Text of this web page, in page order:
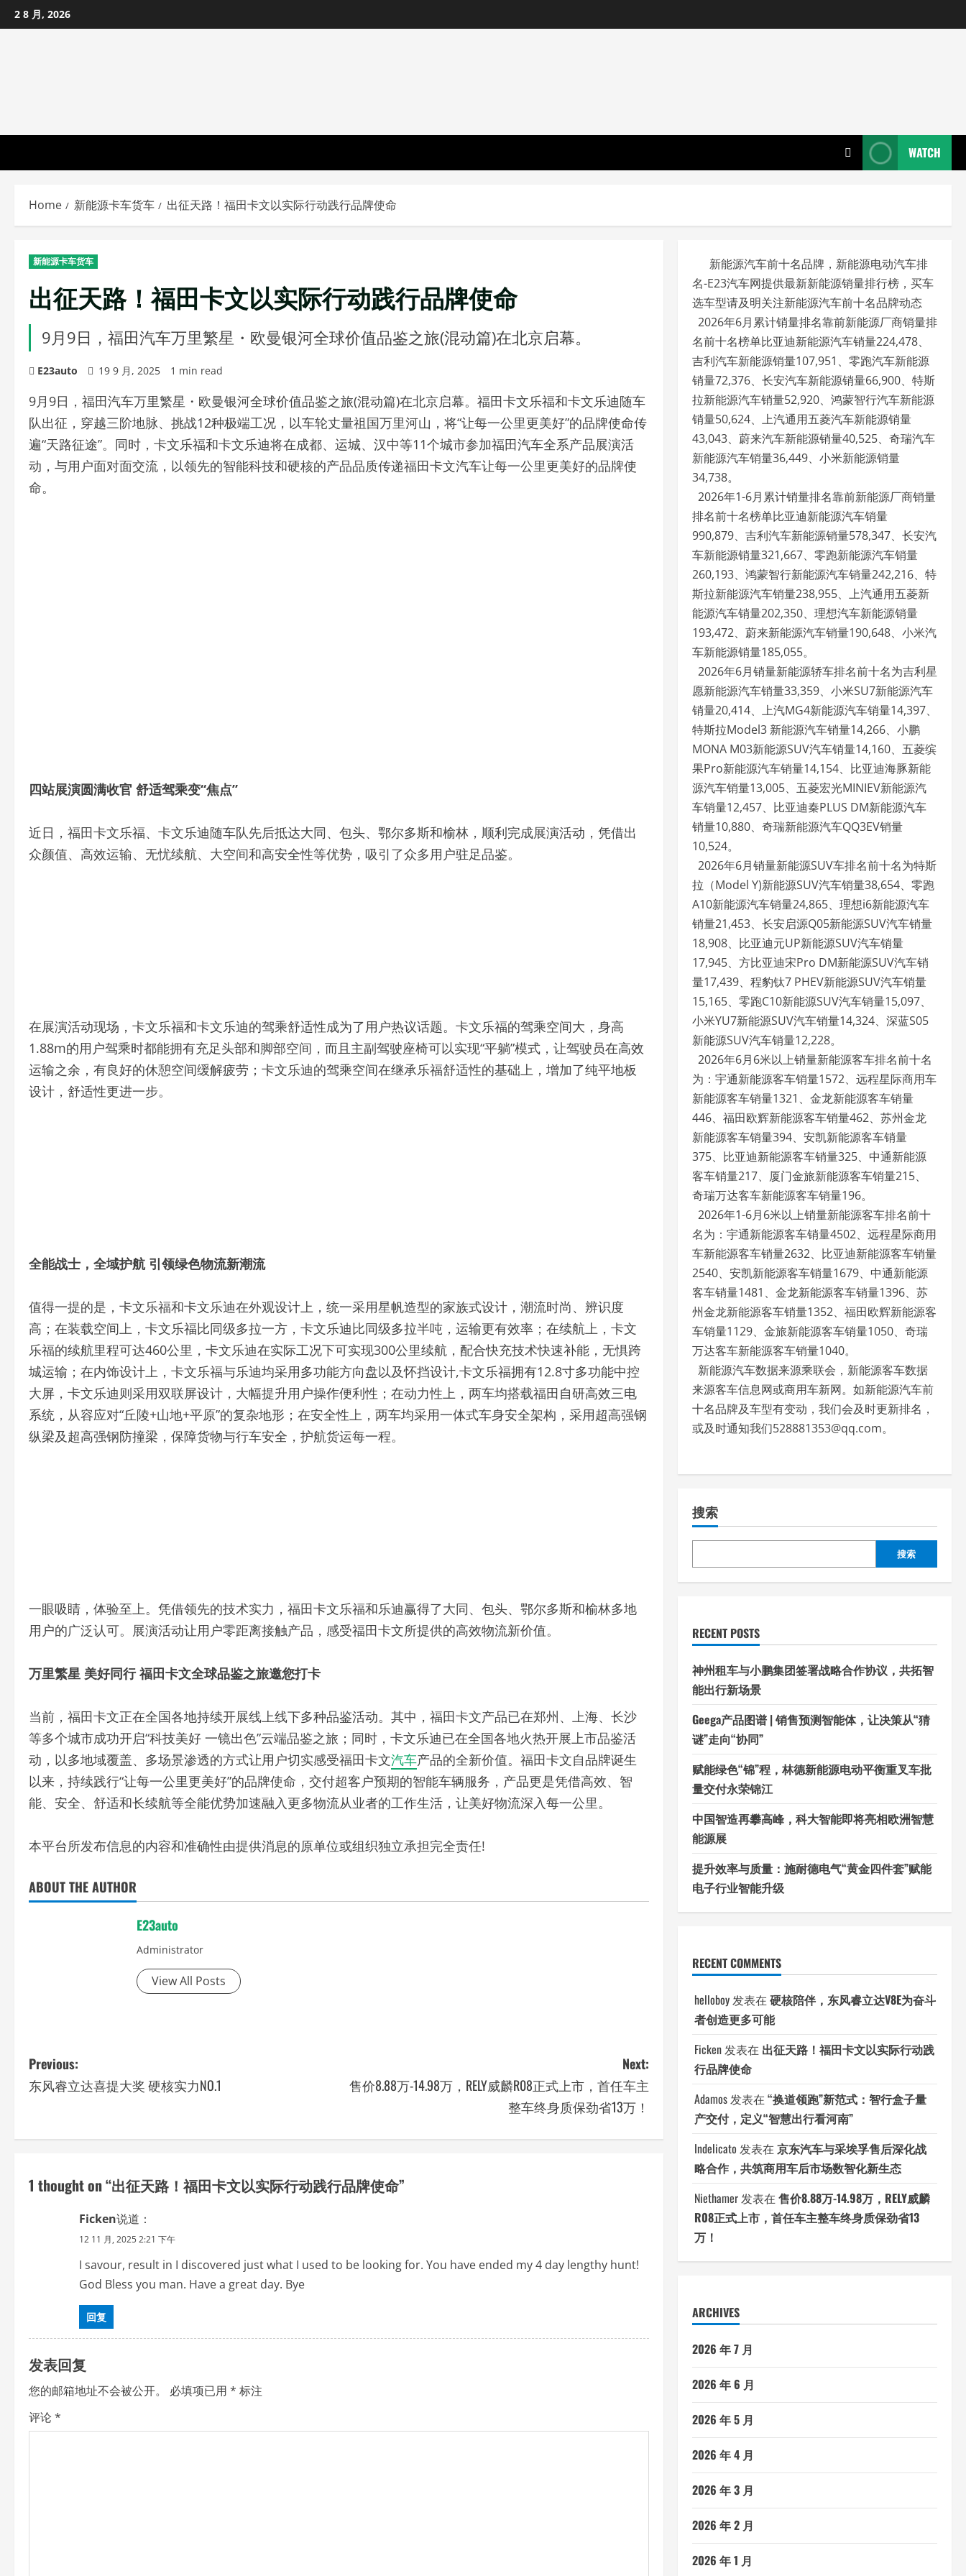
Skip
to
2 8 月, 2026
WATCH
Home 新能源卡车货车 出征天路！福田卡文以实际行动践行品牌使命
新能源卡车货车
出征天路！福田卡文以实际行动践行品牌使命
9月9日，福田汽车万里繁星・欧曼银河全球价值品鉴之旅(混动篇)在北京启幕。
E23auto 19 9 月, 2025 1 min read
9月9日，福田汽车万里繁星・欧曼银河全球价值品鉴之旅(混动篇)在北京启幕。福田卡文乐福和卡文乐迪随车
队出征，穿越三阶地脉、挑战12种极端工况，以车轮丈量祖国万里河山，将“让每一公里更美好”的品牌使命传
遍“天路征途”。同时，卡文乐福和卡文乐迪将在成都、运城、汉中等11个城市参加福田汽车全系产品展演活
动，与用户面对面交流，以领先的智能科技和硬核的产品品质传递福田卡文汽车让每一公里更美好的品牌使
命。
四站展演圆满收官 舒适驾乘变“焦点”
近日，福田卡文乐福、卡文乐迪随车队先后抵达大同、包头、鄂尔多斯和榆林，顺利完成展演活动，凭借出
众颜值、高效运输、无忧续航、大空间和高安全性等优势，吸引了众多用户驻足品鉴。
在展演活动现场，卡文乐福和卡文乐迪的驾乘舒适性成为了用户热议话题。卡文乐福的驾乘空间大，身高
1.88m的用户驾乘时都能拥有充足头部和脚部空间，而且主副驾驶座椅可以实现“平躺”模式，让驾驶员在高效
运输之余，有良好的休憩空间缓解疲劳；卡文乐迪的驾乘空间在继承乐福舒适性的基础上，增加了纯平地板
设计，舒适性更进一步。
全能战士，全域护航 引领绿色物流新潮流
值得一提的是，卡文乐福和卡文乐迪在外观设计上，统一采用星帆造型的家族式设计，潮流时尚、辨识度
高；在装载空间上，卡文乐福比同级多拉一方，卡文乐迪比同级多拉半吨，运输更有效率；在续航上，卡文
乐福的续航里程可达460公里，卡文乐迪在实际工况下可实现300公里续航，配合快充技术快速补能，无惧跨
城运输；在内饰设计上，卡文乐福与乐迪均采用多功能方向盘以及怀挡设计,卡文乐福拥有12.8寸多功能中控
大屏，卡文乐迪则采用双联屏设计，大幅提升用户操作便利性；在动力性上，两车均搭载福田自研高效三电
系统，从容应对“丘陵+山地+平原”的复杂地形；在安全性上，两车均采用一体式车身安全架构，采用超高强钢
纵梁及超高强钢防撞梁，保障货物与行车安全，护航货运每一程。
一眼吸睛，体验至上。凭借领先的技术实力，福田卡文乐福和乐迪赢得了大同、包头、鄂尔多斯和榆林多地
用户的广泛认可。展演活动让用户零距离接触产品，感受福田卡文所提供的高效物流新价值。
万里繁星 美好同行 福田卡文全球品鉴之旅邀您打卡
当前，福田卡文正在全国各地持续开展线上线下多种品鉴活动。其中，福田卡文产品已在郑州、上海、长沙
等多个城市成功开启“科技美好 一镜出色”云端品鉴之旅；同时，卡文乐迪已在全国各地火热开展上市品鉴活
动，以多地域覆盖、多场景渗透的方式让用户切实感受福田卡文汽车产品的全新价值。福田卡文自品牌诞生
以来，持续践行“让每一公里更美好”的品牌使命，交付超客户预期的智能车辆服务，产品更是凭借高效、智
能、安全、舒适和长续航等全能优势加速融入更多物流从业者的工作生活，让美好物流深入每一公里。
本平台所发布信息的内容和准确性由提供消息的原单位或组织独立承担完全责任!
ABOUT THE AUTHOR
E23auto
Administrator
View All Posts
P
o
n
a
t
i
o
Previous:
东风睿立达喜提大奖 硬核实力NO.1
Next:
售价8.88万-14.98万，RELY威麟R08正式上市，首任车主
整车终身质保劲省13万！
1 thought on “出征天路！福田卡文以实际行动践行品牌使命”
Ficken说道：
12 11 月, 2025 2:21 下午
I savour, result in I discovered just what I used to be looking for. You have ended my 4 day lengthy hunt!
God Bless you man. Have a great day. Bye
回复
发表回复
您的邮箱地址不会被公开。 必填项已用 * 标注
评论*
新能源汽车前十名品牌，新能源电动汽车排
名-E23汽车网提供最新新能源销量排行榜，买车
选车型请及明关注新能源汽车前十名品牌动态
2026年6月累计销量排名靠前新能源厂商销量排
名前十名榜单比亚迪新能源汽车销量224,478、
吉利汽车新能源销量107,951、零跑汽车新能源
销量72,376、长安汽车新能源销量66,900、特斯
拉新能源汽车销量52,920、鸿蒙智行汽车新能源
销量50,624、上汽通用五菱汽车新能源销量
43,043、蔚来汽车新能源销量40,525、奇瑞汽车
新能源汽车销量36,449、小米新能源销量
34,738。
2026年1-6月累计销量排名靠前新能源厂商销量
排名前十名榜单比亚迪新能源汽车销量
990,879、吉利汽车新能源销量578,347、长安汽
车新能源销量321,667、零跑新能源汽车销量
260,193、鸿蒙智行新能源汽车销量242,216、特
斯拉新能源汽车销量238,955、上汽通用五菱新
能源汽车销量202,350、理想汽车新能源销量
193,472、蔚来新能源汽车销量190,648、小米汽
车新能源销量185,055。
2026年6月销量新能源轿车排名前十名为吉利星
愿新能源汽车销量33,359、小米SU7新能源汽车
销量20,414、上汽MG4新能源汽车销量14,397、
特斯拉Model3 新能源汽车销量14,266、小鹏
MONA M03新能源SUV汽车销量14,160、五菱缤
果Pro新能源汽车销量14,154、比亚迪海豚新能
源汽车销量13,005、五菱宏光MINIEV新能源汽
车销量12,457、比亚迪秦PLUS DM新能源汽车
销量10,880、奇瑞新能源汽车QQ3EV销量
10,524。
2026年6月销量新能源SUV车排名前十名为特斯
拉（Model Y)新能源SUV汽车销量38,654、零跑
A10新能源汽车销量24,865、理想i6新能源汽车
销量21,453、长安启源Q05新能源SUV汽车销量
18,908、比亚迪元UP新能源SUV汽车销量
17,945、方比亚迪宋Pro DM新能源SUV汽车销
量17,439、程豹钛7 PHEV新能源SUV汽车销量
15,165、零跑C10新能源SUV汽车销量15,097、
小米YU7新能源SUV汽车销量14,324、深蓝S05
新能源SUV汽车销量12,228。
2026年6月6米以上销量新能源客车排名前十名
为：宇通新能源客车销量1572、远程星际商用车
新能源客车销量1321、金龙新能源客车销量
446、福田欧辉新能源客车销量462、苏州金龙
新能源客车销量394、安凯新能源客车销量
375、比亚迪新能源客车销量325、中通新能源
客车销量217、厦门金旅新能源客车销量215、
奇瑞万达客车新能源客车销量196。
2026年1-6月6米以上销量新能源客车排名前十
名为：宇通新能源客车销量4502、远程星际商用
车新能源客车销量2632、比亚迪新能源客车销量
2540、安凯新能源客车销量1679、中通新能源
客车销量1481、金龙新能源客车销量1396、苏
州金龙新能源客车销量1352、福田欧辉新能源客
车销量1129、金旅新能源客车销量1050、奇瑞
万达客车新能源客车销量1040。
新能源汽车数据来源乘联会，新能源客车数据
来源客车信息网或商用车新网。如新能源汽车前
十名品牌及车型有变动，我们会及时更新排名，
或及时通知我们528881353@qq.com。
搜索
搜索
RECENT POSTS
神州租车与小鹏集团签署战略合作协议，共拓智
能出行新场景
Geega产品图谱 | 销售预测智能体，让决策从“猜
谜”走向“协同”
赋能绿色“锦”程，林德新能源电动平衡重叉车批
量交付永荣锦江
中国智造再攀高峰，科大智能即将亮相欧洲智慧
能源展
提升效率与质量：施耐德电气“黄金四件套”赋能
电子行业智能升级
RECENT COMMENTS
helloboy发表在 硬核陪伴，东风睿立达V8E为奋斗
者创造更多可能
Ficken发表在 出征天路！福田卡文以实际行动践
行品牌使命
Adamos发表在 “换道领跑”新范式：智行盒子量
产交付，定义“智慧出行看河南”
Indelicato 发表在 京东汽车与采埃孚售后深化战
略合作，共筑商用车后市场数智化新生态
Niethamer发表在 售价8.88万-14.98万，RELY威麟
R08正式上市，首任车主整车终身质保劲省13
万！
ARCHIVES
2026 年 7 月
2026 年 6 月
2026 年 5 月
2026 年 4 月
2026 年 3 月
2026 年 2 月
2026 年 1 月